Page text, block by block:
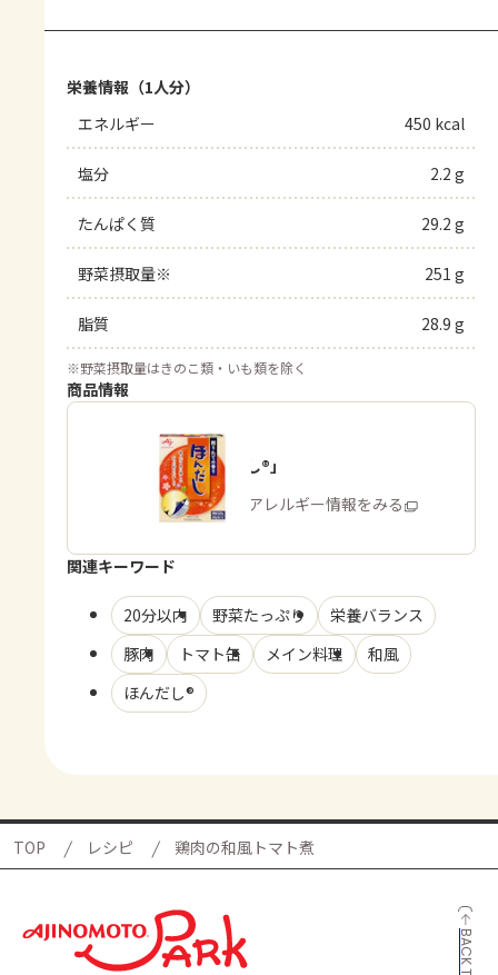
栄養情報（1人分）
エネルギー
450 kcal
塩分 2.2 g
たんぱく質 29.2 g
野菜摂取量※ 251 g
脂質 28.9 g
※野菜摂取量はきのこ類・いも類を除く
商品情報
「ほんだし®」
商品・アレルギー情報をみる
関連キーワード
20分以内 野菜たっぷり
栄養バランス
豚肉
トマト缶 メイン料理
和風
ほんだし®
TOP レシピ 鶏肉の和風トマト煮